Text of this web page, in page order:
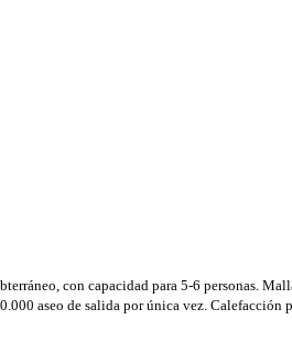
con capacidad para 5-6 personas.
aseo de salida por única vez.